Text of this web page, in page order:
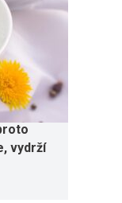
trávit
vydrží